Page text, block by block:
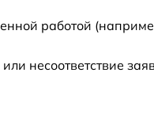
работой
несоответствие